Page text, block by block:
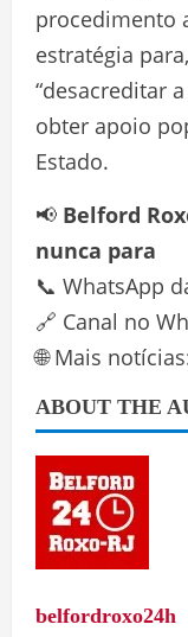
procedimento
estratégia
“desacreditar
obter apoio
Estado.
📢 Belford
nunca para
📞 WhatsApp
🔗 Canal no
🌐 Mais
ABOUT THE
belfordroxo24h